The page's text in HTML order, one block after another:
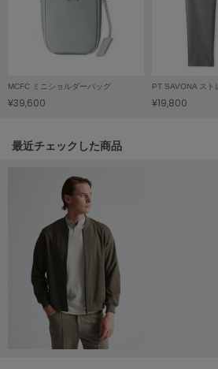
LeSportsac
LILY BROWN Lingerie
リリーブラウンランジェリー
LITTLE UNION TOKYO
リトルユニオン トウキョウ
made of Organics
メイドオブオーガニクス
MCFC ミニショルダーバッグ
¥39,600 ¥19,800
関連記事
最近チェックした商品